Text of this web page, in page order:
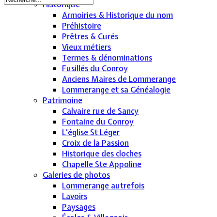
Historique
Armoiries & Historique du nom
Préhistoire
Prêtres & Curés
Vieux métiers
Termes & dénominations
Fusillés du Conroy
Anciens Maires de Lommerange
Lommerange et sa Généalogie
Patrimoine
Calvaire rue de Sancy
Fontaine du Conroy
L'église St Léger
Croix de la Passion
Historique des cloches
Chapelle Ste Appoline
Galeries de photos
Lommerange autrefois
Lavoirs
Paysages